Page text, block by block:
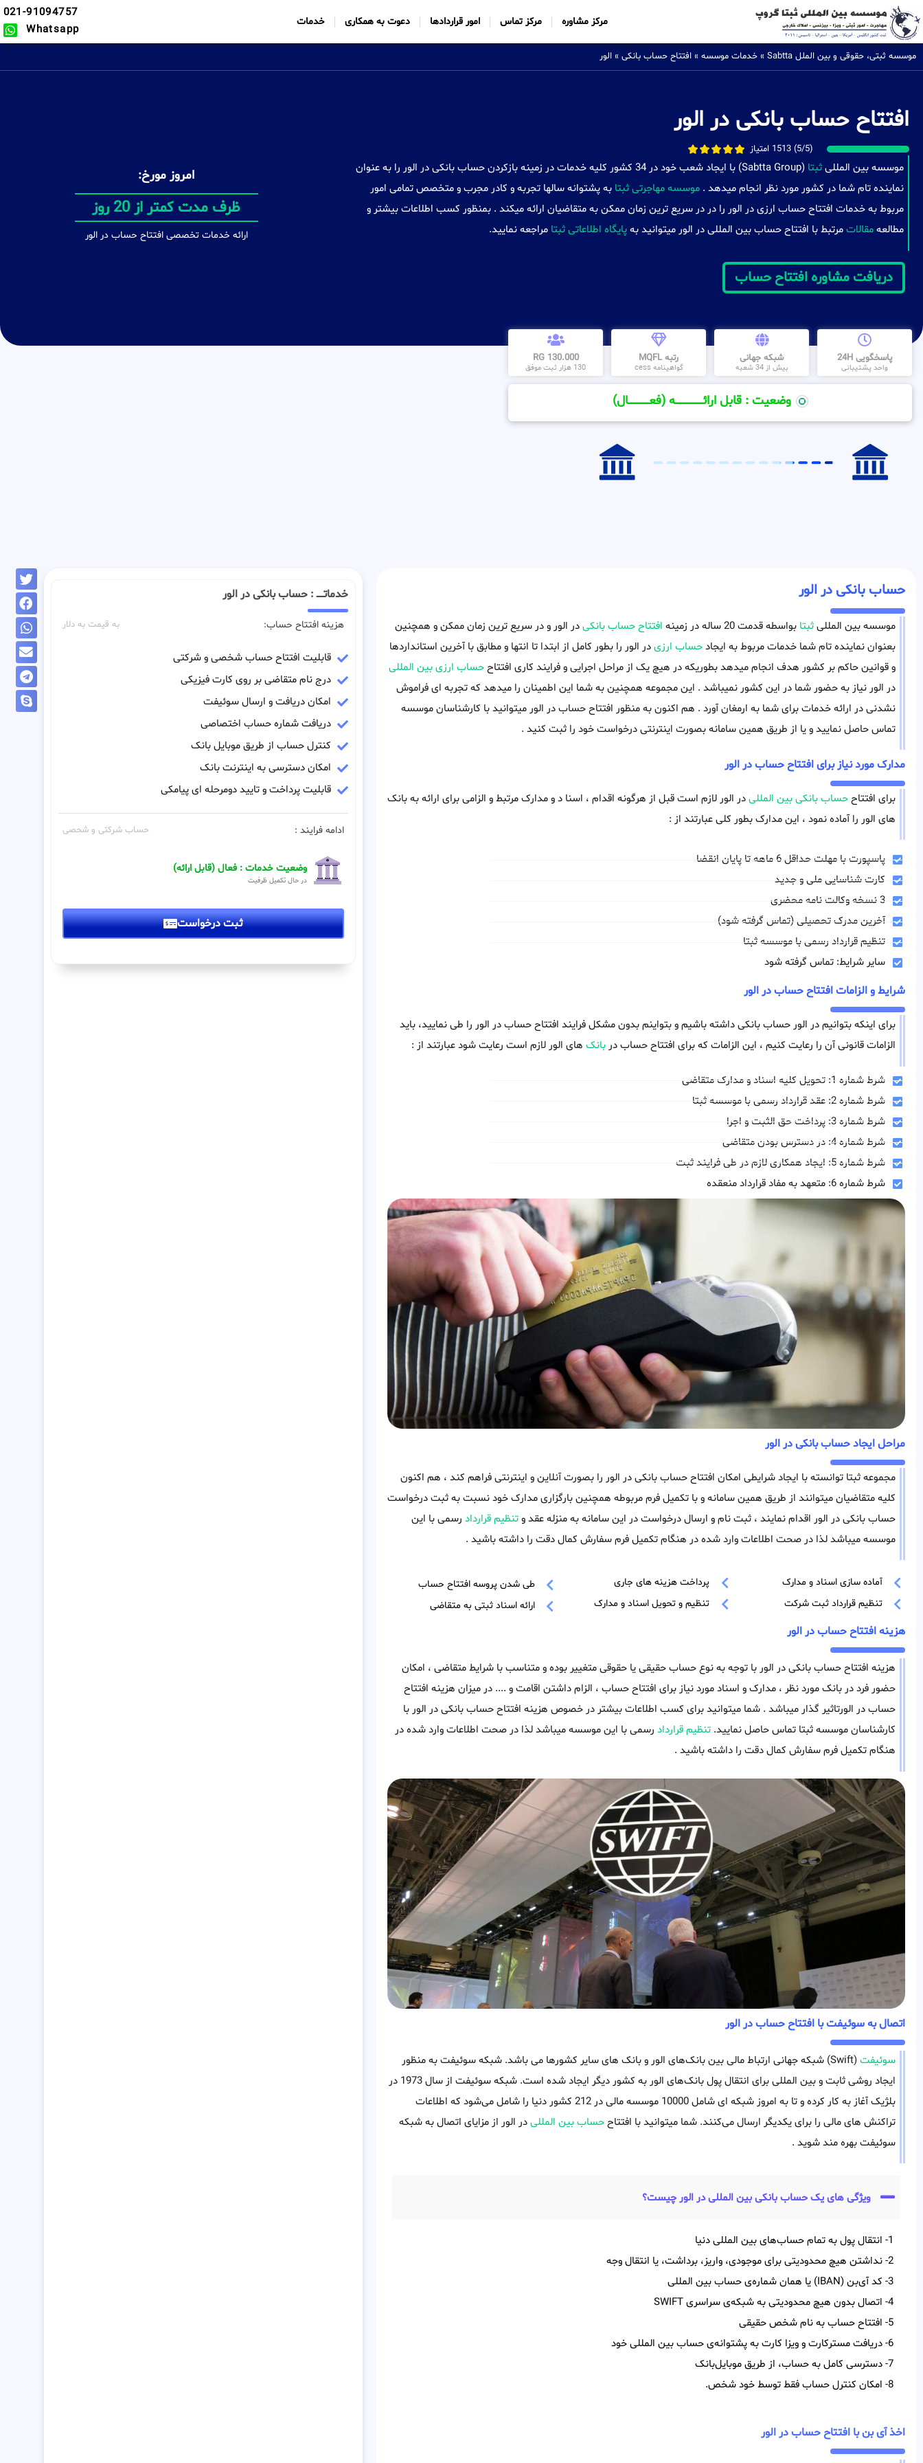
مرکز مشاوره مرکز تماس امور قراردادها دعوت به همکاری خدمات
021-91094757
Whatsapp
موسسه ثبتی، حقوقی و بین الملل Sabtta » خدمات موسسه » افتتاح حساب بانکی » الور
افتتاح حساب بانکی در الور
(5/5) 1513 امتیاز
موسسه بین المللیثبتا
(Sabtta Group) با ایجاد شعب خود در 34 کشور کلیه خدمات در زمینه بازکردن حساب بانکی در الور را به عنوان
نماینده تام شما در کشور مورد نظر انجام میدهد . موسسه مهاجرتی ثبتا به پشتوانه سالها تجربه و کادر مجرب و متخصص تمامی امور
مربوط به خدمات افتتاح حساب ارزی در الور را در در سریع ترین زمان ممکن به متقاضیان ارائه میکند . بمنظور کسب اطلاعات بیشتر و
مطالعهمقالاتمرتبط با افتتاح حساب بین المللی در الور میتوانید بهپایگاه اطلاعاتی ثبتا مراجعه نمایید.
دریافت مشاوره افتتاح حساب
امروز مورخ:
بدون محدودیت
ارائه خدمات تخصصی افتتاح حساب در الور
پاسخگویی 24H
واحد پشتیبانی
شبکه جهانی
بیش از 34 شعبه
رتبه MQFL
گواهینامه cess
130.000 RG
130 هزار ثبت موفق
وضعیت : قابل ارائــــــــــــــــــــه (فعـــــــــــــــال)
حساب بانکی در الور
موسسه بین المللیثبتا بواسطه قدمت 20 ساله در زمینه افتتاح حساب بانکیدر الور و در سریع ترین زمان ممکن و همچنین
بعنوان نماینده تام شما خدمات مربوط به ایجادحساب ارزیدر الور را بطور کامل از ابتدا تا انتها و مطابق با آخرین استانداردها
و قوانین حاکم بر کشور هدف انجام میدهد بطوریکه در هیچ یک از مراحل اجرایی و فرایند کاری افتتاححساب ارزی بین المللی
در الور نیاز به حضور شما در این کشور نمیباشد . این مجموعه همچنین به شما این اطمینان را میدهد که تجربه ای فراموش
نشدنی در ارائه خدمات برای شما به ارمغان آورد . هم اکنون به منظور افتتاح حساب در الور میتوانید با کارشناسان موسسه
تماس حاصل نمایید و یا از طریق همین سامانه بصورت اینترنتی درخواست خود را ثبت کنید .
مدارک مورد نیاز برای افتتاح حساب در الور
برای افتتاححساب بانکی بین المللیدر الور لازم است قبل از هرگونه اقدام ، اسنا د و مدارک مرتبط و الزامی برای ارائه به بانک
های الور را آماده نمود ، این مدارک بطور کلی عبارتند از :
پاسپورت با مهلت حداقل 6 ماهه تا پایان انقضا
کارت شناسایی ملی و جدید
3 نسخه وکالت نامه محضری
آخرین مدرک تحصیلی (تماس گرفته شود)
تنظیم قرارداد رسمی با موسسه ثبتا
سایر شرایط: تماس گرفته شود
شرایط و الزامات افتتاح حساب در الور
برای اینکه بتوانیم در الور حساب بانکی داشته باشیم و بتواینم بدون مشکل فرایند افتتاح حساب در الور را طی نمایید، باید
الزامات قانونی آن را رعایت کنیم ، این الزامات که برای افتتاح حساب دربانک های الور لازم است رعایت شود عبارتند از :
شرط شماره 1: تحویل کلیه اسناد و مدارک متقاضی
شرط شماره 2: عقد قرارداد رسمی با موسسه ثبتا
شرط شماره 3: پرداخت حق الثبت و اجرا
شرط شماره 4: در دسترس بودن متقاضی
شرط شماره 5: ایجاد همکاری لازم در طی فرایند ثبت
شرط شماره 6: متعهد به مفاد قرارداد منعقده
مراحل ایجاد حساب بانکی در الور
مجموعه ثبتا توانسته با ایجاد شرایطی امکان افتتاح حساب بانکی در الور را بصورت آنلاین و اینترنتی فراهم کند ، هم اکنون
کلیه متقاضیان میتوانند از طریق همین سامانه و با تکمیل فرم مربوطه همچنین بارگزاری مدارک خود نسبت به ثبت درخواست
حساب بانکی در الور اقدام نمایند ، ثبت نام و ارسال درخواست در این سامانه به منزله عقد وتنظیم قرارداد رسمی با این
موسسه میباشد لذا در صحت اطلاعات وارد شده در هنگام تکمیل فرم سفارش کمال دقت را داشته باشید .
آماده سازی اسناد و مدارک
تنظیم قرارداد ثبت شرکت
پرداخت هزینه های جاری
تنظیم و تحویل اسناد و مدارک
طی شدن پروسه افتتاح حساب
ارائه اسناد ثبتی به متقاضی
هزینه افتتاح حساب در الور
هزینه افتتاح حساب بانکی در الور با توجه به نوع حساب حقیقی یا حقوقی متغییر بوده و متناسب با شرایط متقاضی ، امکان
حضور فرد در بانک مورد نظر ، مدارک و اسناد مورد نیاز برای افتتاح حساب ، الزام داشتن اقامت و .... در میزان هزینه افتتاح
حساب در الورتاثیر گذار میباشد . شما میتوانید برای کسب اطلاعات بیشتر در خصوص هزینه افتتاح حساب بانکی در الور با
کارشناسان موسسه ثبتا تماس حاصل نمایید. تنظیم قرارداد رسمی با این موسسه میباشد لذا در صحت اطلاعات وارد شده در
هنگام تکمیل فرم سفارش کمال دقت را داشته باشید .
اتصال به سوئیفت با افتتاح حساب در الور
سوئیفت
(Swift) شبکه جهانی ارتباط‌ مالی بین بانک‌های الور و بانک های سایر کشورها می باشد. شبکه سوئیفت به منظور
ایجاد روشی ثابت و بین المللی برای انتقال پول بانک‌های الور به کشور دیگر ایجاد شده است. شبکه سوئیفت از سال 1973 در
بلژیک آغاز به کار کرده و تا به امروز شبکه ای شامل 10000 موسسه مالی در 212 کشور دنیا را شامل می‌شود که اطلاعات
تراکنش های مالی را برای یکدیگر ارسال می‌کنند. شما میتوانید با افتتاححساب بین المللیدر الور از مزایای اتصال به شبکه
سوئیفت بهره مند شوید .
ویژگی های یک حساب بانکی بین المللی در الور چیست؟
1- انتقال پول به تمام حساب‌‌های بین‌‌ المللی دنیا
2- نداشتن هیچ محدودیتی برای موجودی، واریز، برداشت، یا انتقال وجه
3- کد آی‌‌بن (IBAN) یا همان شماره‌ی حساب بین‌ المللی
4- اتصال بدون هیچ محدودیتی به شبکه‌ی سراسری SWIFT
5- افتتاح حساب به نام شخص حقیقی
6- دریافت مسترکارت و ویزا کارت به پشتوانه‌ی حساب بین المللی خود
7- دسترسی کامل به حساب، از طریق موبایل‌بانک
8- امکان کنترل حساب فقط توسط خود شخص.
اخذ آی بن با افتتاح حساب در الور
خدماتـــــ : حساب بانکی در الور
هزینه افتتاح حساب: به قیمت به دلار
قابلیت افتتاح حساب شخصی و شرکتی
درج نام متقاضی بر روی کارت فیزیکی
امکان دریافت و ارسال سوئیفت
دریافت شماره حساب اختصاصی
کنترل حساب از طریق موبایل بانک
امکان دسترسی به اینترنت بانک
قابلیت پرداخت و تایید دومرحله ای پیامکی
ادامه فرایند : حساب شرکتی و شحصی
وضعیت خدمات : فعال (قابل ارائه)
در حال تکمیل ظرفیت
ثبت درخواست